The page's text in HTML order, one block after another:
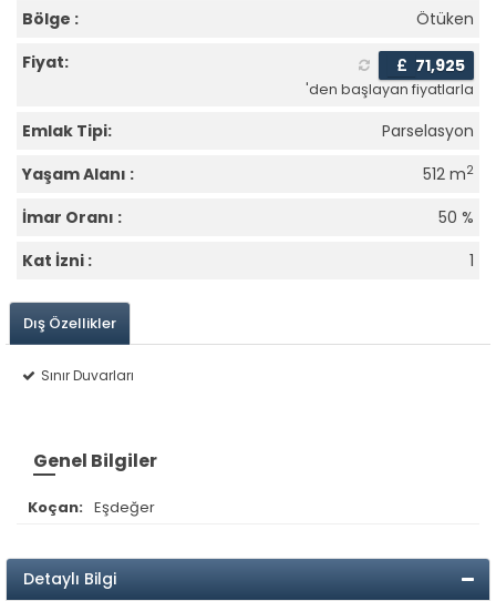
Bölge :
Ötüken
Fiyat:
£ 71,925
'den başlayan fiyatlarla
Emlak Tipi:
Parselasyon
Yaşam Alanı :
512 m2
İmar Oranı :
50 %
Kat İzni :
1
Dış Özellikler
Sınır Duvarları
Genel Bilgiler
Koçan: Eşdeğer
Detaylı Bilgi